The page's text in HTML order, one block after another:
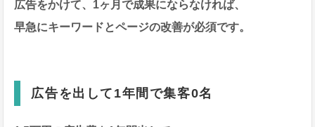
広告をかけて、1ヶ月で成果にならなければ、
早急にキーワードとページの改善が必須です。
広告を出して1年間で集客0名